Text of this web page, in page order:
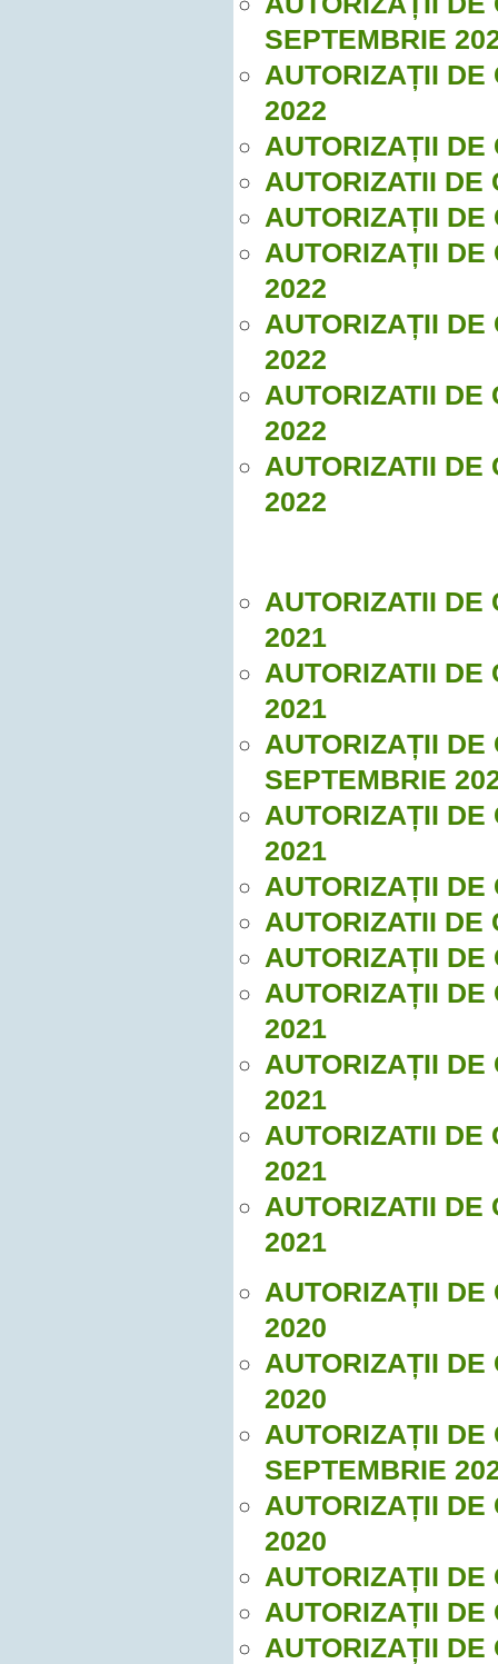
SEPTEMBRIE
AUTORIZAȚII DE
2022
AUTORIZAȚII DE
AUTORIZATII DE
AUTORIZAȚII DE
AUTORIZAȚII DE
2022
AUTORIZAȚII DE
2022
AUTORIZATII DE
2022
AUTORIZATII DE
2022
AUTORIZATII DE
2021
AUTORIZATII DE
2021
AUTORIZAȚII DE
SEPTEMBRIE
AUTORIZAȚII DE
2021
AUTORIZAȚII DE
AUTORIZATII DE
AUTORIZAȚII DE
AUTORIZAȚII DE
2021
AUTORIZAȚII DE
2021
AUTORIZATII DE
2021
AUTORIZATII DE
2021
AUTORIZAȚII DE
2020
AUTORIZAȚII DE
2020
AUTORIZAȚII DE
SEPTEMBRIE
AUTORIZAȚII DE
2020
AUTORIZAȚII DE
AUTORIZAȚII DE
AUTORIZAȚII DE